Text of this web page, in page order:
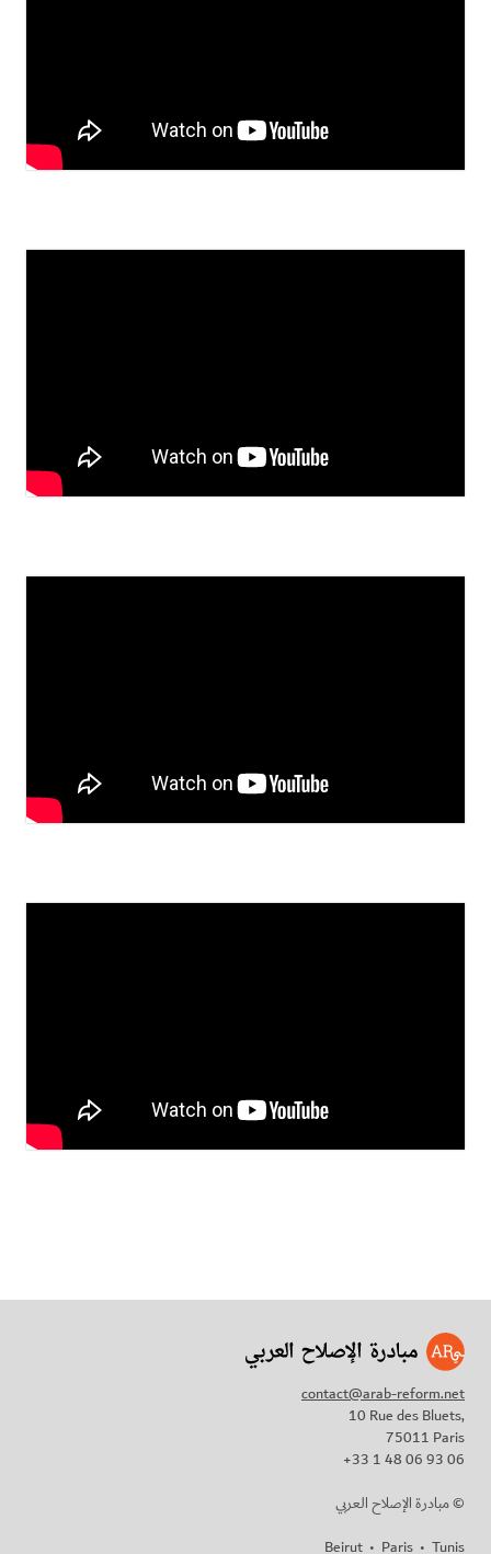
contact@arab-reform.net
10 Rue des Bluets,
75011 Paris
+33 1 48 06 93 06
مبادرة الإصلاح العربي ©
Beirut • Paris • Tunis